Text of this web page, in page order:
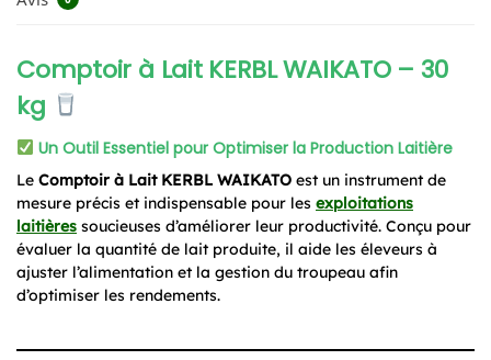
Comptoir à Lait KERBL WAIKATO – 30
kg
Un Outil Essentiel pour Optimiser la Production Laitière
Le Comptoir à Lait KERBL WAIKATO est un instrument de
mesure précis et indispensable pour les exploitations
laitières soucieuses d’améliorer leur productivité. Conçu pour
évaluer la quantité de lait produite, il aide les éleveurs à
ajuster l’alimentation et la gestion du troupeau afin
d’optimiser les rendements.